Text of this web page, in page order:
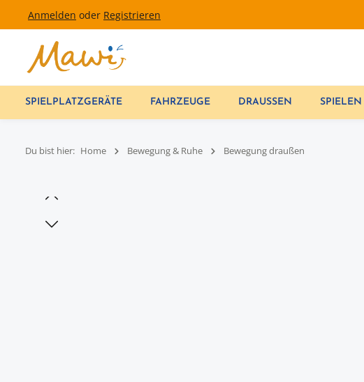
Hauptinhalt springen
Zur Hauptnavigation springen
Anmelden oder Registrieren
SPIELPLATZGERÄTE FAHRZEUGE DRAUSSEN
Du bist hier: Home Bewegung & Ruhe Bewegung draußen
Bildergalerie überspringen